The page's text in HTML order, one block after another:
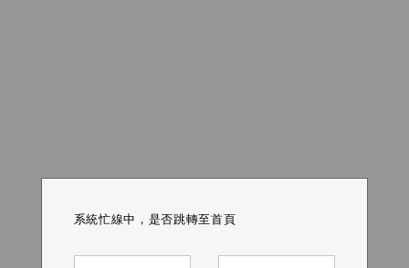
系統忙線中，是否跳轉至首頁
系統忙線中，是否跳轉至首頁
系統忙線中，是否跳轉至首頁
系統忙線中，是否跳轉至首頁
系統忙線中，是否跳轉至首頁